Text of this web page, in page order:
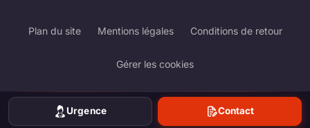
Urgence Contact
Plan du site Mentions légales Conditions de retour
Gérer les cookies
© Tous droits réservés